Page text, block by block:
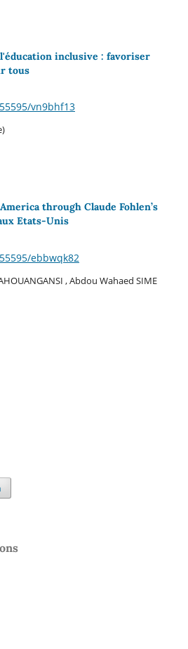
inclusive : favoriser
tous
vn9bhf13
through Claude Fohlen’s
Etats-Unis
ebbwqk82
, Abdou Wahaed SIME